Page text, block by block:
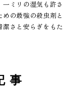
ミリの湿気も許さ
の最強の殺虫剤と
さと安らぎをもた
事